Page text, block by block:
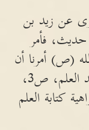
اخرى عن زيد بن
فأمر
(ص) أمرنا أن
لا نكتب شيئاً من حديثه، فمحاه (تقييد العلم، ص3،
كتابة العلم